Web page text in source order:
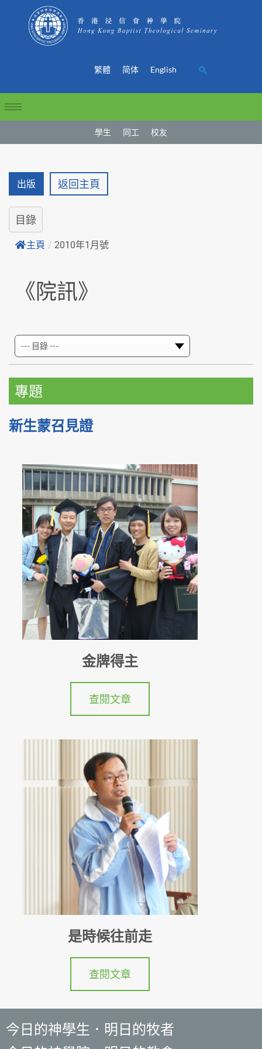
繁體 简体 English
學生 同工 校友
出版 返回主頁
目錄
主頁 / 2010年1月號
《院訊》
專題
新生蒙召見證
金牌得主
查閱文章
是時候往前走
查閱文章
今日的神學生．明日的牧者